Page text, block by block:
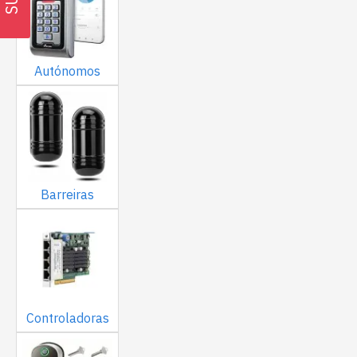
Autónomos
Barreiras
Controladoras